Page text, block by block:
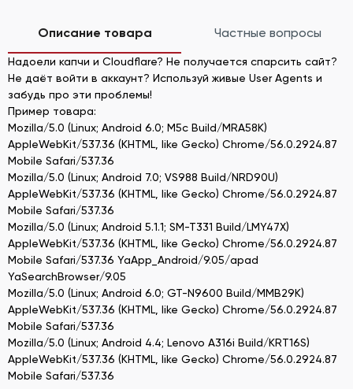
Описание товара Частные вопросы
Надоели капчи и Cloudflare? Не получается спарсить сайт?
Не даёт войти в аккаунт? Используй живые User Agents и
забудь про эти проблемы!
Пример товара:
Mozilla/5.0 (Linux; Android 6.0; M5c Build/MRA58K)
AppleWebKit/537.36 (KHTML, like Gecko) Chrome/56.0.2924.87
Mobile Safari/537.36
Mozilla/5.0 (Linux; Android 7.0; VS988 Build/NRD90U)
AppleWebKit/537.36 (KHTML, like Gecko) Chrome/56.0.2924.87
Mobile Safari/537.36
Mozilla/5.0 (Linux; Android 5.1.1; SM-T331 Build/LMY47X)
AppleWebKit/537.36 (KHTML, like Gecko) Chrome/56.0.2924.87
Mobile Safari/537.36 YaApp_Android/9.05/apad
YaSearchBrowser/9.05
Mozilla/5.0 (Linux; Android 6.0; GT-N9600 Build/MMB29K)
AppleWebKit/537.36 (KHTML, like Gecko) Chrome/56.0.2924.87
Mobile Safari/537.36
Mozilla/5.0 (Linux; Android 4.4; Lenovo A316i Build/KRT16S)
AppleWebKit/537.36 (KHTML, like Gecko) Chrome/56.0.2924.87
Mobile Safari/537.36